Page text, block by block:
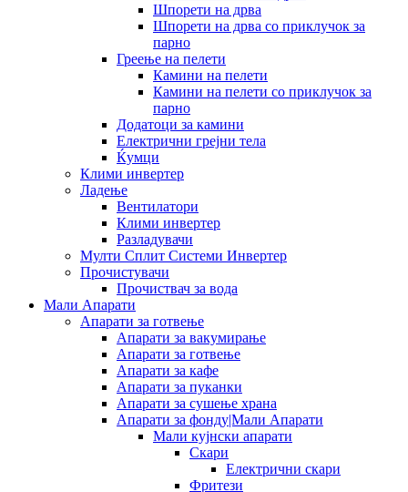
Шпорети на дрва
Шпорети на дрва со приклучок за
парно
Греење на пелети
Камини на пелети
Камини на пелети со приклучок за
парно
Додатоци за камини
Електрични грејни тела
Ќумци
Клими инвертер
Ладење
Вентилатори
Клими инвертер
Разладувачи
Мулти Сплит Системи Инвертер
Прочистувачи
Прочиствач за вода
Мали Апарати
Апарати за готвење
Апарати за вакумирање
Апарати за готвење
Апарати за кафе
Апарати за пуканки
Апарати за сушење храна
Апарати за фонду|Мали Апарати
Мали кујнски апарати
Скари
Електрични скари
Фритези